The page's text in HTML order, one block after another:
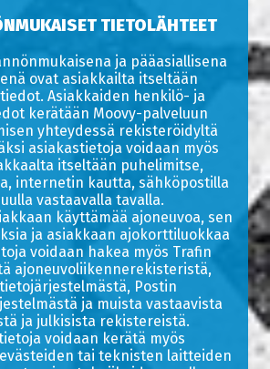
TIETOLÄHTEET
ja pääasiallisena
ovat asiakkailta itseltään
Asiakkaiden henkilö- ja
kerätään Moovy-palveluun
yhteydessä rekisteröidyltä
asiakastietoja voidaan myös
itseltään puhelimitse,
internetin kautta, sähköpostilla
vastaavalla tavalla.
käyttämää ajoneuvoa, sen
ja asiakkaan ajokorttiluokkaa
voidaan hakea myös Trafin
ajoneuvoliikennerekisteristä,
Postin
ja muista vastaavista
ja julkisista rekistereistä.
voidaan kerätä myös
tai teknisten laitteiden